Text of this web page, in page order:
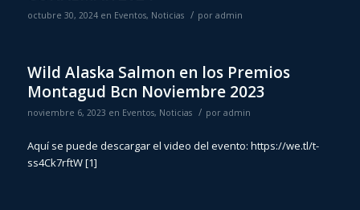
octubre 30, 2024 en Eventos, Noticias / por admin
Wild Alaska Salmon en los Premios
Montagud Bcn Noviembre 2023
noviembre 6, 2023 en Eventos, Noticias / por admin
Aquí se puede descargar el video del evento: https://we.tl/t-
ss4Ck7rftW [1]